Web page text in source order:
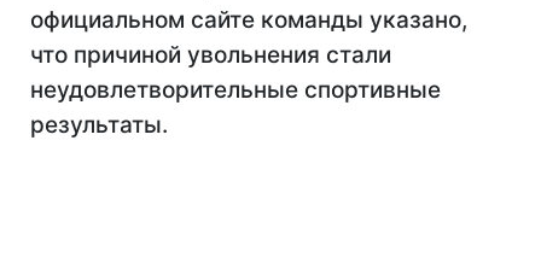
официальном сайте команды указано,
что причиной увольнения стали
неудовлетворительные спортивные
результаты.